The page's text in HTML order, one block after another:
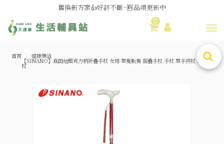
媽媽社團推薦❗歐姆龍NE-U100噴霧器❗躺著噴也👌
舊換新方案👍好評不斷~🆕品項更新中
😆備餐原來可以這麼輕鬆🎌KEWPIE介護食🍱營養均衡
0
首頁 健康樂活
【SINANO】真田紐壓克力柄折疊手杖 女用 單隻販售 摺疊手杖 手杖 單手拐杖 醫療拐
杖